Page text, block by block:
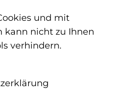
und mit
kann nicht zu Ihnen
verhindern.